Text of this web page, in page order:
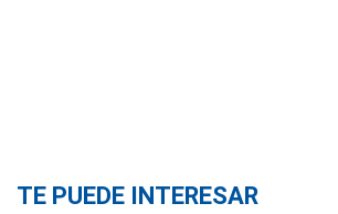
TE PUEDE INTERESAR